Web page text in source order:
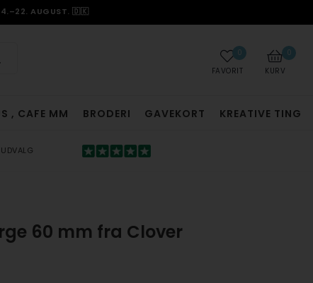
14.–22. AUGUST. 🇩🇰
0
KURV
0
FAVORIT
, CAFE MM BRODERI GAVEKORT KREATIVE TING
60 mm fra Clover